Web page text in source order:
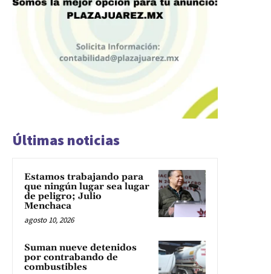
Últimas noticias
Estamos trabajando para
que ningún lugar sea lugar
de peligro; Julio
Menchaca
agosto 10, 2026
Suman nueve detenidos
por contrabando de
combustibles